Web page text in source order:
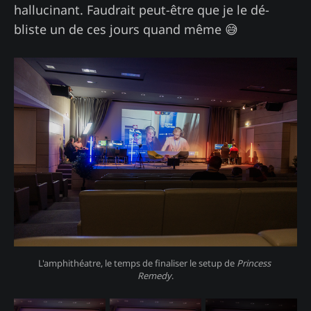
hallucinant. Faudrait peut-être que je le dé-
bliste un de ces jours quand même 😅
L'amphithéatre, le temps de finaliser le setup de Princess
Remedy.